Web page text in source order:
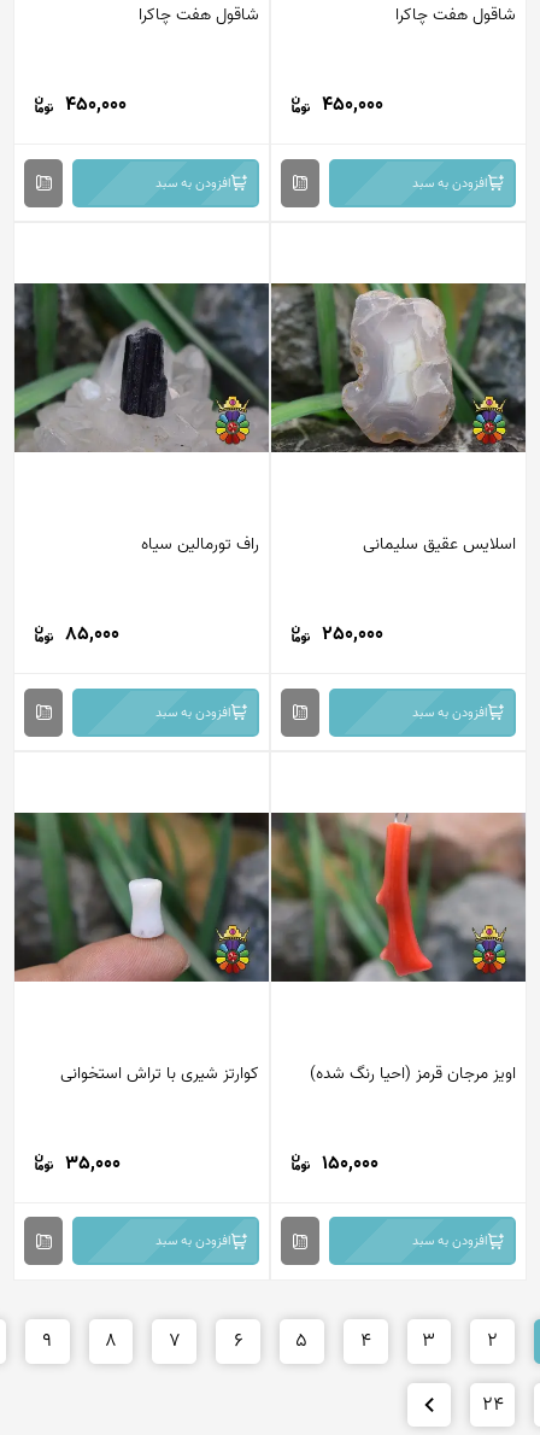
هفت چاکرا
450,000
افزودن به سبد
شاقول هفت چاکرا
450,000
افزودن به سبد
عقیق سلیمانی
250,000
افزودن به سبد
راف تورمالین سیاه
85,000
افزودن به سبد
مرجان قرمز (احیا رنگ شده)
150,000
افزودن به سبد
کوارتز شیری با تراش استخوانی
35,000
افزودن به سبد